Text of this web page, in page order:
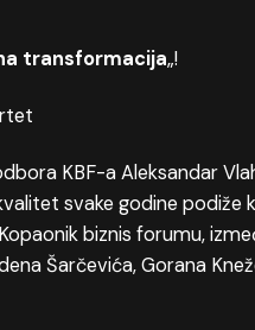
transformacija„!
KBF-a Aleksandar
svake godine podiže
biznis forumu,
Šarčevića, Gorana